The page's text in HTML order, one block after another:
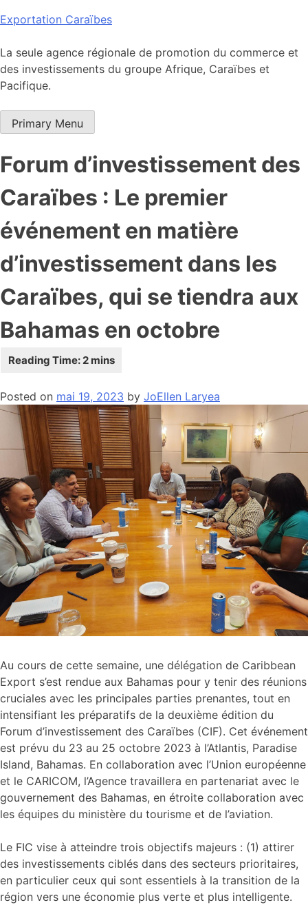
Skip
content
Exportation Caraïbes
La seule agence régionale de promotion du commerce et
des investissements du groupe Afrique, Caraïbes et
Pacifique.
Primary Menu
Forum d’investissement des
Caraïbes : Le premier
événement en matière
d’investissement dans les
Caraïbes, qui se tiendra aux
Bahamas en octobre
Posted on mai 19, 2023 by JoEllen Laryea
Au cours de cette semaine, une délégation de Caribbean
Export s’est rendue aux Bahamas pour y tenir des réunions
cruciales avec les principales parties prenantes, tout en
intensifiant les préparatifs de la deuxième édition du
Forum d’investissement des Caraïbes (CIF). Cet événement
est prévu du 23 au 25 octobre 2023 à l’Atlantis, Paradise
Island, Bahamas. En collaboration avec l’Union européenne
et le CARICOM, l’Agence travaillera en partenariat avec le
gouvernement des Bahamas, en étroite collaboration avec
les équipes du ministère du tourisme et de l’aviation.
Le FIC vise à atteindre trois objectifs majeurs : (1) attirer
des investissements ciblés dans des secteurs prioritaires,
en particulier ceux qui sont essentiels à la transition de la
région vers une économie plus verte et plus intelligente.